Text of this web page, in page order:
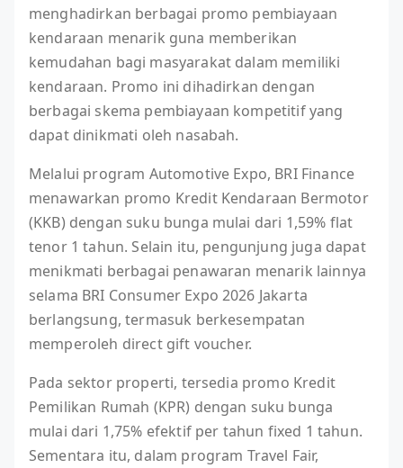
menghadirkan berbagai promo pembiayaan
kendaraan menarik guna memberikan
kemudahan bagi masyarakat dalam memiliki
kendaraan. Promo ini dihadirkan dengan
berbagai skema pembiayaan kompetitif yang
dapat dinikmati oleh nasabah.
Melalui program Automotive Expo, BRI Finance
menawarkan promo Kredit Kendaraan Bermotor
(KKB) dengan suku bunga mulai dari 1,59% flat
tenor 1 tahun. Selain itu, pengunjung juga dapat
menikmati berbagai penawaran menarik lainnya
selama BRI Consumer Expo 2026 Jakarta
berlangsung, termasuk berkesempatan
memperoleh direct gift voucher.
Pada sektor properti, tersedia promo Kredit
Pemilikan Rumah (KPR) dengan suku bunga
mulai dari 1,75% efektif per tahun fixed 1 tahun.
Sementara itu, dalam program Travel Fair,